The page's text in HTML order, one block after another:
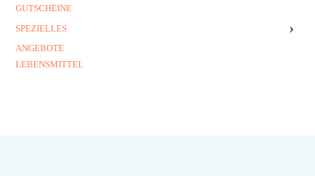
GUTSCHEINE
SPEZIELLES
›
ANGEBOTE
LEBENSMITTEL